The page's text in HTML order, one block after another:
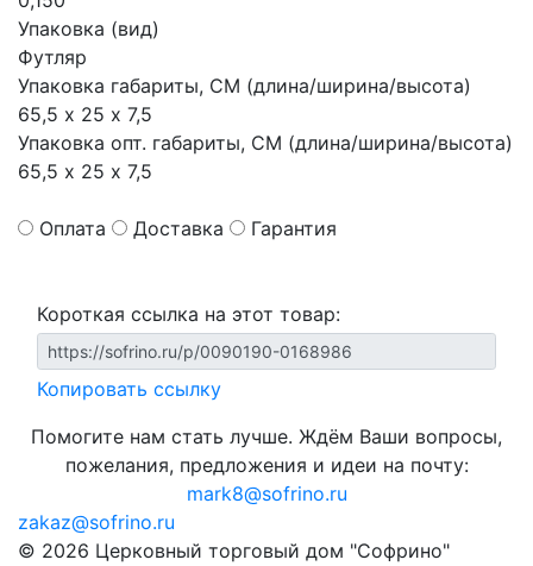
Упаковка (вид)
Футляр
Упаковка габариты, СМ (длина/ширина/высота)
65,5 х 25 х 7,5
Упаковка опт. габариты, СМ (длина/ширина/высота)
65,5 х 25 х 7,5
Оплата Доставка Гарантия
Короткая ссылка на этот товар:
Копировать ссылку
Помогите нам стать лучше. Ждём Ваши вопросы,
пожелания, предложения и идеи на почту:
mark8@sofrino.ru
zakaz@sofrino.ru
© 2026 Церковный торговый дом "Софрино"